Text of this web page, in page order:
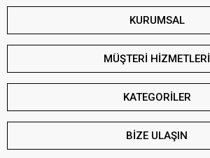
KURUMSAL
MÜŞTERİ HİZMETLERİ
KATEGORİLER
BİZE ULAŞIN